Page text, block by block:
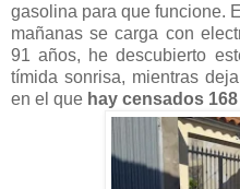
gasolina para que funcione.
mañanas se carga con
91 años, he descubierto
tímida sonrisa, mientras
en el que hay censados